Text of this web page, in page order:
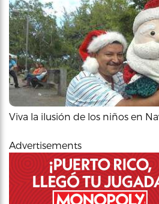
Viva la ilusión de los niños en
Advertisements